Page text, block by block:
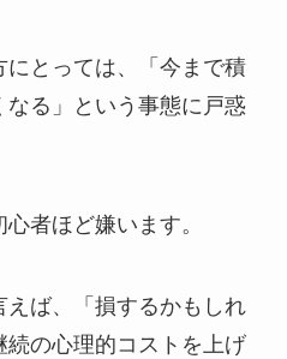
とっては、「今まで積
る」という事態に戸惑
者ほど嫌います。
えば、「損するかもしれ
の心理的コストを上げ